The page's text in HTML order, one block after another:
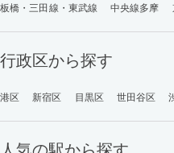
板橋・三田線・東武線
中央線多摩
行政区から探す
港区 新宿区 目黒区 世田谷区